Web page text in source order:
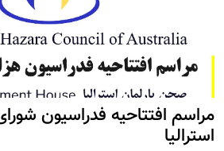
مراسم افتتاحیه فدراسیون
استرالیا